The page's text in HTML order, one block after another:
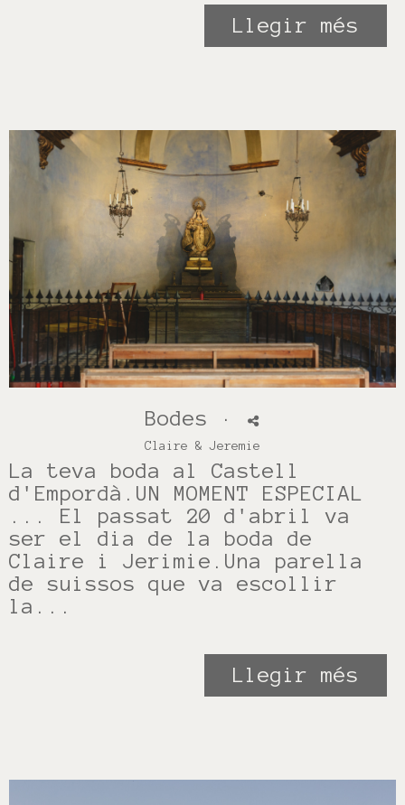
Llegir més
Bodes ·
Claire & Jeremie
La teva boda al Castell
d'Empordà.UN MOMENT ESPECIAL
... El passat 20 d'abril va
ser el dia de la boda de
Claire i Jerimie.Una parella
de suissos que va escollir
la...
Llegir més